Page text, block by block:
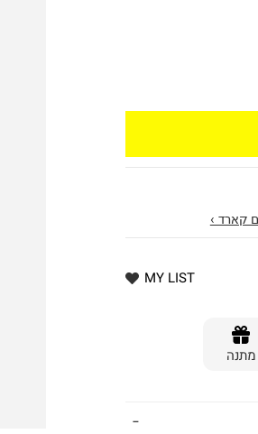
קארד ›
MY LIST
מתנה